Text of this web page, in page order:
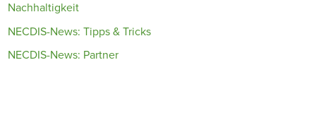
Nachhaltigkeit
NECDIS-News: Tipps & Tricks
NECDIS-News: Partner